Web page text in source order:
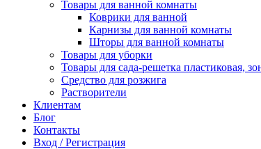
Товары для ванной комнаты
Коврики для ванной
Карнизы для ванной комнаты
Шторы для ванной комнаты
Товары для уборки
Товары для сада-решетка пластиковая,
Средство для розжига
Растворители
Клиентам
Блог
Контакты
Вход / Регистрация